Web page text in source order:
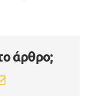
άρθρο;
Email